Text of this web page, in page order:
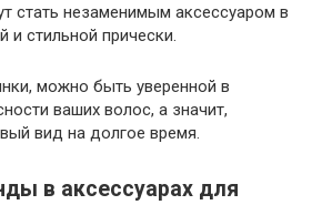
стать незаменимым аксессуаром в
и стильной прически.
можно быть уверенной в
ваших волос, а значит,
вид на долгое время.
в аксессуарах для